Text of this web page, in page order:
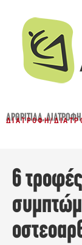
ΑΡΘΡΊΤΙΔΑ,
ΔΙΑΤΡΟΦΉ/
6